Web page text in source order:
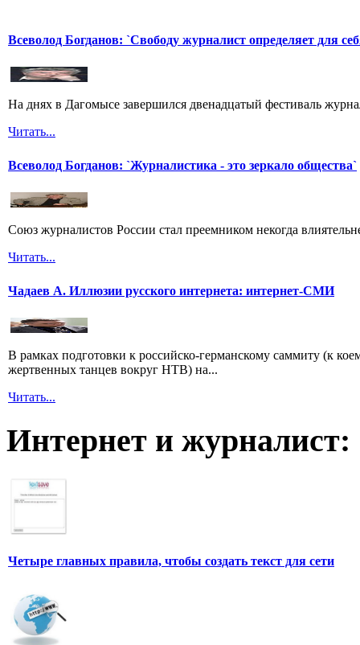
Всеволод Богданов: `Свободу журналист определяет для
На днях в Дагомысе завершился двенадцатый фестиваль
Читать...
Всеволод Богданов: `Журналистика - это зеркало общества`
Союз журналистов России стал преемником некогда
Читать...
Чадаев А. Иллюзии русского интернета: интернет-СМИ
В рамках подготовки к российско-германскому саммиту (к
жертвенных танцев вокруг НТВ) на...
Читать...
Интернет и журналист:
Четыре главных правила, чтобы создать текст для сети